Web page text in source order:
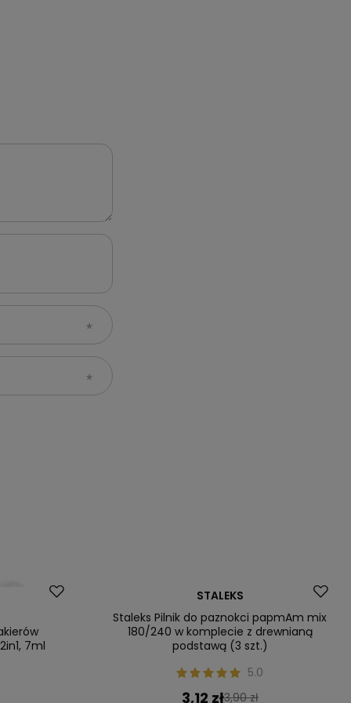
7ml
STALEKS
Staleks Pilnik do paznokci papmAm mix
180/240 w komplecie z drewnianą
podstawą (3 szt.)
5.0
3,12 zł3,90 zł